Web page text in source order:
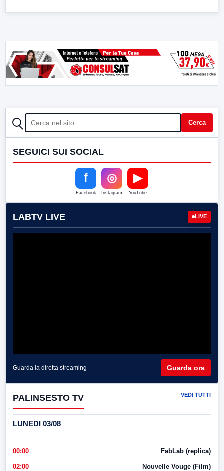
CERCA Cerca
SEGUICI SUI SOCIAL
f
Facebook
◎
Instagram
▶
YouTube
LABTV LIVE LIVE
Guarda la diretta streaming Guarda ora
PALINSESTO TV VEDI TUTTI
LUNEDI 03/08
00:00 FabLab (replica)
02:00 Nouvelle Vouge (Film)